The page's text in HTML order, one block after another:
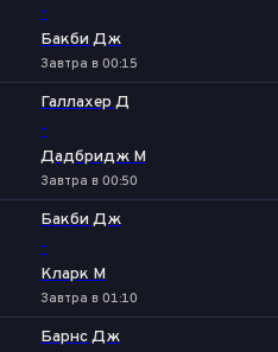
-
Бакби Дж
Завтра в 00:15
Галлахер Д
-
Дадбридж М
Завтра в 00:50
Бакби Дж
-
Кларк М
Завтра в 01:10
Барнс Дж